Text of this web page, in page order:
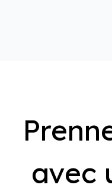
avec